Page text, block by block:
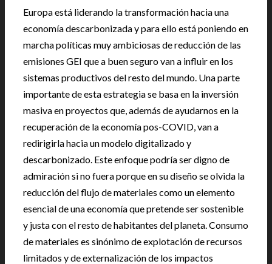
Europa está liderando la transformación hacia una
economía descarbonizada y para ello está poniendo en
marcha políticas muy ambiciosas de reducción de las
emisiones GEI que a buen seguro van a influir en los
sistemas productivos del resto del mundo. Una parte
importante de esta estrategia se basa en la inversión
masiva en proyectos que, además de ayudarnos en la
recuperación de la economía pos-COVID, van a
redirigirla hacia un modelo digitalizado y
descarbonizado. Este enfoque podría ser digno de
admiración si no fuera porque en su diseño se olvida la
reducción del flujo de materiales como un elemento
esencial de una economía que pretende ser sostenible
y justa con el resto de habitantes del planeta. Consumo
de materiales es sinónimo de explotación de recursos
limitados y de externalización de los impactos